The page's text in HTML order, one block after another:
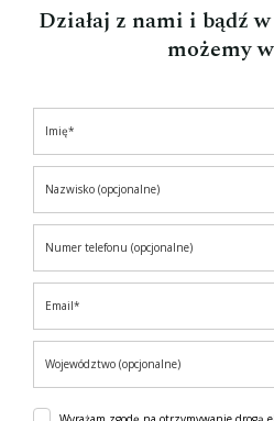
Działaj z nami i bądź
możemy